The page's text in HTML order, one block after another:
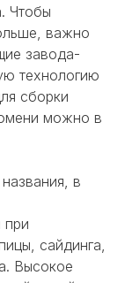
Чтобы
важно
завода-
технологию
сборки
можно в
в
при
сайдинга,
Высокое